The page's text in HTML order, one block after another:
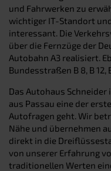
und Fahrwerken zu
wichtiger IT-Standort
interessant. Die
über die Fernzüge der
Autobahn A3 realisiert.
Bundesstraßen B 8, B 12,
Das Autohaus
aus Passau eine der
Autofragen geht. Wir
Nähe und übernehmen
direkt in die
von unserer Erfahrung
traditionellen Werten